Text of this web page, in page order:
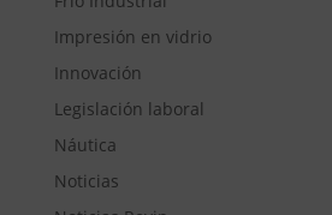
Impresión en vidrio
Innovación
Legislación laboral
Náutica
Noticias